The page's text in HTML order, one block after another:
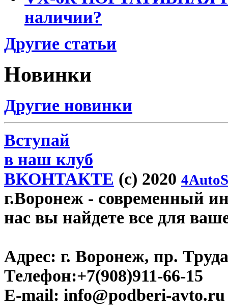
наличии?
Другие статьи
Новинки
Другие новинки
Вступай
в наш клуб
ВКОНТАКТЕ (c) 2020
г.Воронеж - современный
нас вы найдете все для
Адрес: г. Воронеж, пр.
Телефон:+7(908)911-66-15
E-mail: info@podberi-avto.ru